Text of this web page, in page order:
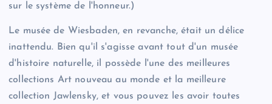
sur le système de l'honneur.)
Le musée de Wiesbaden, en revanche, était un délice
inattendu. Bien qu'il s'agisse avant tout d'un musée
d'histoire naturelle, il possède l'une des meilleures
collections Art nouveau au monde et la meilleure
collection Jawlensky, et vous pouvez les avoir toutes